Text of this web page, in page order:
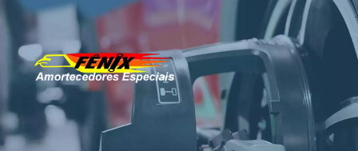
Pular
conteúdo
FENIX
AMORTECEDORES
Especialistas em Remanufatura de Amortecedores